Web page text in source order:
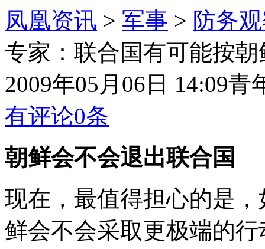
凤凰资讯 > 军事 > 防务
专家：联合国有可能按
2009年05月06日 14:09青
有评论0条
朝鲜会不会退出联合国
现在，最值得担心的是
鲜会不会采取更极端的